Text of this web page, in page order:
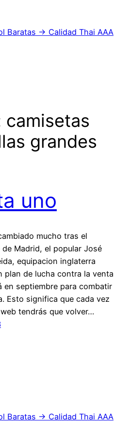
Baratas → Calidad Thai AAA
camisetas
grandes
uno
mucho tras el
Madrid, el popular José
equipacion inglaterra
plan de lucha contra la venta
en septiembre para combatir
Esto significa que cada vez
tendrás que volver…
Baratas → Calidad Thai AAA